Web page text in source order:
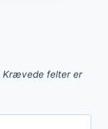
Krævede felter er